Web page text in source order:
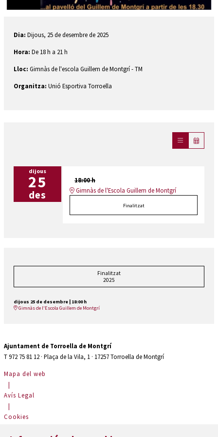
Dia: Dijous, 25 de desembre de 2025
Hora: De 18 h a 21 h
Lloc: Gimnàs de l'escola Guillem de Montgrí - TM
Organitza: Unió Esportiva Torroella
dijous
25
des
18:00 h
Gimnàs de l'Escola Guillem de Montgrí
Finalitzat
Finalitzat
2025
dijous 25 de desembre
18:00 h
Gimnàs de l'Escola Guillem de Montgrí
Ajuntament de Torroella de Montgrí
T 972 75 81 12 · Plaça de la Vila, 1 · 17257 Torroella de Montgrí
Mapa del web
|
Avís Legal
|
Cookies